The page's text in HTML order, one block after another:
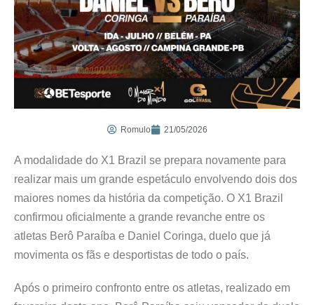
Romulo 21/05/2026
A modalidade do X1 Brazil se prepara novamente para
realizar mais um grande espetáculo envolvendo dois dos
maiores nomes da história da competição. O X1 Brazil
confirmou oficialmente a grande revanche entre os
atletas Berô Paraíba e Daniel Coringa, duelo que já
movimenta os fãs e desportistas de todo o país.
Após o primeiro confronto entre os atletas, realizado em